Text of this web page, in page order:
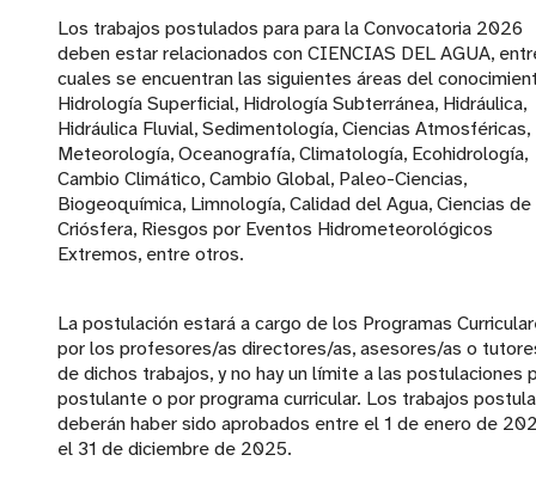
Los trabajos postulados para para la Convocatoria 2026
deben estar relacionados con CIENCIAS DEL AGUA,
cuales se encuentran las siguientes áreas del
Hidrología Superficial, Hidrología Subterránea, Hidráulica,
Hidráulica Fluvial, Sedimentología, Ciencias Atmosféricas,
Meteorología, Oceanografía, Climatología, Ecohidrología,
Cambio Climático, Cambio Global, Paleo-Ciencias,
Biogeoquímica, Limnología, Calidad del Agua, Ciencias de
Criósfera, Riesgos por Eventos Hidrometeorológicos
Extremos, entre otros.
La postulación estará a cargo de los Programas
por los profesores/as directores/as, asesores/as o
de dichos trabajos, y no hay un límite a las postulaciones
postulante o por programa curricular. Los trabajos
deberán haber sido aprobados entre el 1 de enero de
el 31 de diciembre de 2025.